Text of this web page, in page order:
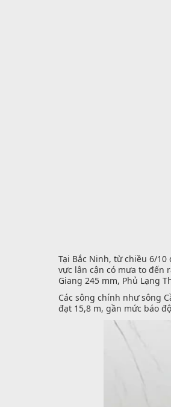
Tại Bắc Ninh, từ chiều 6/
vực lân cận có mưa to đến
Giang 245 mm, Phủ Lạng
Các sông chính như sông
đạt 15,8 m, gần mức báo